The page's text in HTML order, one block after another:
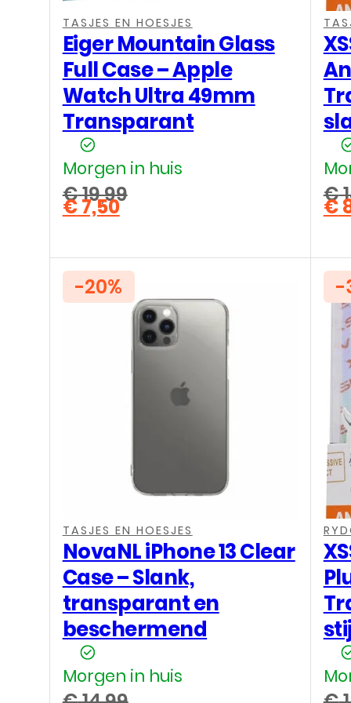
,,
TASJES EN HOESJES
Eiger Mountain Glass
Full Case – Apple
Watch Ultra 49mm
Transparant
Morgen in huis
€19,99
Oorspronkelijke
€ 19,99.
€7,50
Huidige
is:
€ 7,50.
,
€
€
€
is:
€
TASJES EN HOESJES
NovaNL iPhone 13 Clear
Case – Slank,
transparant en
beschermend
Morgen in huis
-20%
,
-